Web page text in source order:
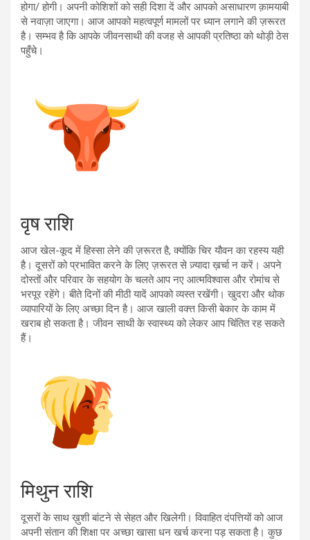
होगा/ होगी। अपनी कोशिशों को सही दिशा दें और आपको असाधारण क़ामयाबी
से नवाज़ा जाएगा। आज आपको महत्वपूर्ण मामलों पर ध्यान लगाने की ज़रूरत
है। सम्भव है कि आपके जीवनसाथी की वजह से आपकी प्रतिष्ठा को थोड़ी ठेस
पहुँचे।
वृष राशि
आज खेल-कूद में हिस्सा लेने की ज़रूरत है, क्योंकि चिर यौवन का रहस्य यही
है। दूसरों को प्रभावित करने के लिए ज़रूरत से ज़्यादा ख़र्चा न करें। अपने
दोस्तों और परिवार के सहयोग के चलते आप नए आत्मविश्वास और रोमांच से
भरपूर रहेंगे। बीते दिनों की मीठी यादें आपको व्यस्त रखेंगी। खुदरा और थोक
व्यापारियों के लिए अच्छा दिन है। आज खाली वक्त्त किसी बेकार के काम में
खराब हो सकता है। जीवन साथी के स्वास्थ्य को लेकर आप चिंतित रह सकते
हैं।
मिथुन राशि
दूसरों के साथ ख़ुशी बांटने से सेहत और खिलेगी। विवाहित दंपत्तियों को आज
अपनी संतान की शिक्षा पर अच्छा खासा धन खर्च करना पड़ सकता है। कुछ